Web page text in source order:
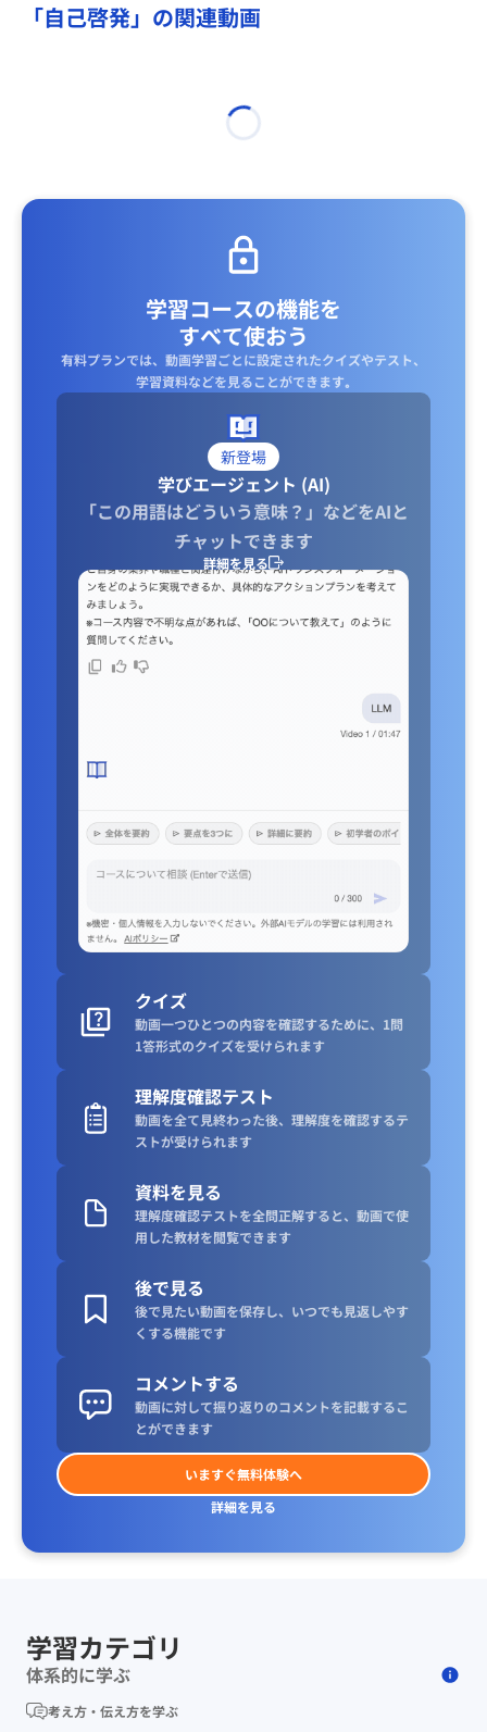
「自己啓発」の関連動画
学習コースの機能を
すべて使おう
有料プランでは、動画学習ごとに設定されたクイズやテスト、
学習資料などを見ることができます｡
新登場
学びエージェント (AI)
「この用語はどういう意味？」などをAIと
チャットできます
詳細を見る
クイズ
動画一つひとつの内容を確認するために、1問
1答形式のクイズを受けられます
理解度確認テスト
動画を全て見終わった後、理解度を確認するテ
ストが受けられます
資料を見る
理解度確認テストを全問正解すると、動画で使
用した教材を閲覧できます
後で見る
後で見たい動画を保存し、いつでも見返しやす
くする機能です
コメントする
動画に対して振り返りのコメントを記載するこ
とができます
いますぐ無料体験へ
詳細を見る
学習カテゴリ
体系的に学ぶ
考え方・伝え方を学ぶ